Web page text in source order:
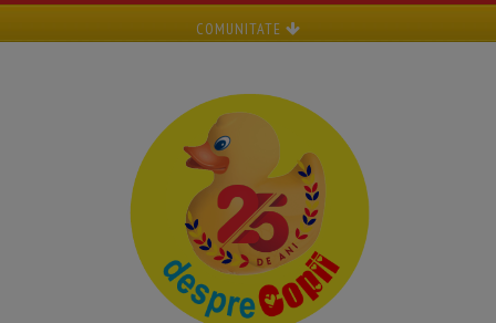
COMUNITATE